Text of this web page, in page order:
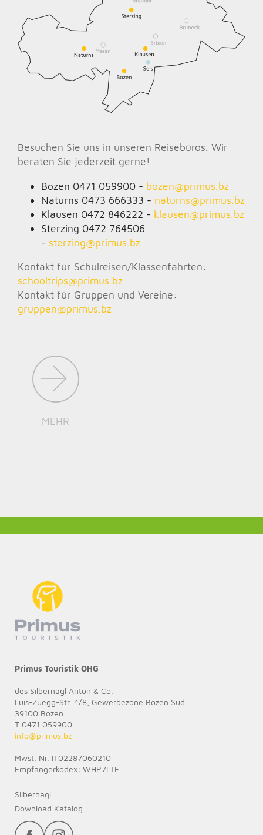
Besuchen Sie uns in unseren Reisebüros. Wir
beraten Sie jederzeit gerne!
Bozen 0471 059900 - bozen@primus.bz
Naturns 0473 666333 - naturns@primus.bz
Klausen 0472 846222 - klausen@primus.bz
Sterzing 0472 764506
- sterzing@primus.bz
Kontakt für Schulreisen/Klassenfahrten:
schooltrips@primus.bz
Kontakt für Gruppen und Vereine:
gruppen@primus.bz
MEHR
Primus Touristik OHG
des Silbernagl Anton & Co.
Luis-Zuegg-Str. 4/8, Gewerbezone Bozen Süd
39100 Bozen
T 0471 059900
info@primus.bz
Mwst. Nr. IT02287060210
Empfängerkodex: WHP7LTE
Silbernagl
Download Katalog